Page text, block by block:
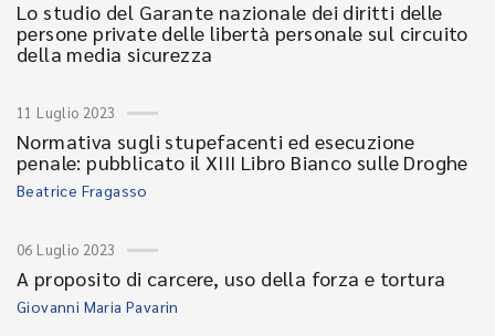
Lo studio del Garante nazionale dei diritti delle
persone private delle libertà personale sul circuito
della media sicurezza
11 Luglio 2023
Normativa sugli stupefacenti ed esecuzione
penale: pubblicato il XIII Libro Bianco sulle Droghe
Beatrice Fragasso
06 Luglio 2023
A proposito di carcere, uso della forza e tortura
Giovanni Maria Pavarin